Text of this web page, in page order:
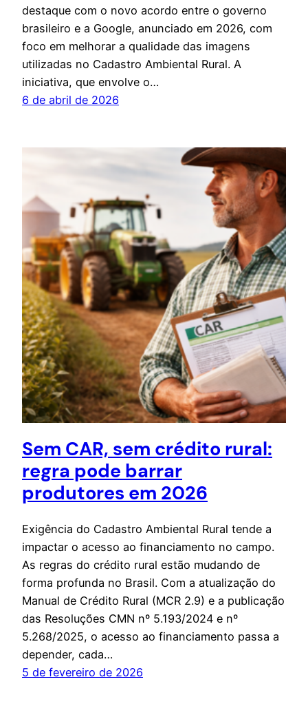
destaque com o novo acordo entre o governo
brasileiro e a Google, anunciado em 2026, com
foco em melhorar a qualidade das imagens
utilizadas no Cadastro Ambiental Rural. A
iniciativa, que envolve o…
6 de abril de 2026
Sem CAR, sem crédito rural:
regra pode barrar
produtores em 2026
Exigência do Cadastro Ambiental Rural tende a
impactar o acesso ao financiamento no campo.
As regras do crédito rural estão mudando de
forma profunda no Brasil. Com a atualização do
Manual de Crédito Rural (MCR 2.9) e a publicação
das Resoluções CMN nº 5.193/2024 e nº
5.268/2025, o acesso ao financiamento passa a
depender, cada…
5 de fevereiro de 2026